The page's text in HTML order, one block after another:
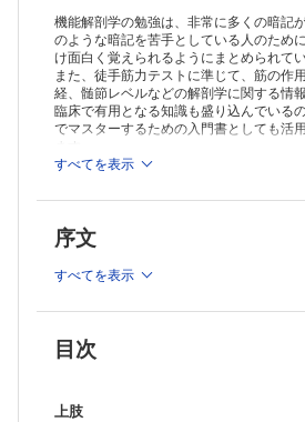
機能解剖学の勉強は、非常に多くの暗記
のような暗記を苦手としている人のため
け面白く覚えられるようにまとめられてい
また、徒手筋力テストに準じて、筋の作
経、髄節レベルなどの解剖学に関する情
臨床で有用となる知識も盛り込んでいる
でマスターするための入門書としても活
ます。
すべてを表示
序文
すべてを表示
目次
上肢